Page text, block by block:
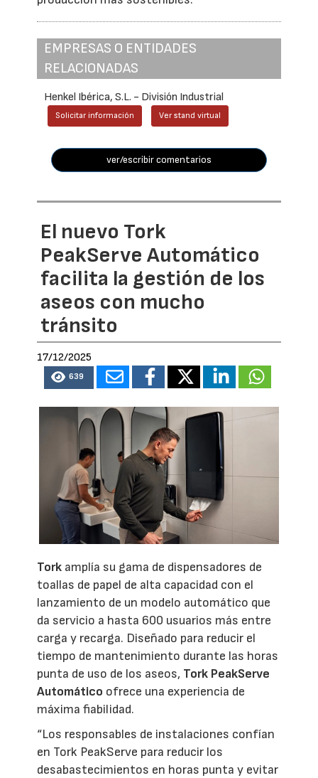
EMPRESAS O ENTIDADES
RELACIONADAS
Henkel Ibérica, S.L. - División Industrial
Solicitar información Ver stand virtual
ver/escribir comentarios
El nuevo Tork
PeakServe Automático
facilita la gestión de los
aseos con mucho
tránsito
17/12/2025
639
Tork amplía su gama de dispensadores de
toallas de papel de alta capacidad con el
lanzamiento de un modelo automático que
da servicio a hasta 600 usuarios más entre
carga y recarga. Diseñado para reducir el
tiempo de mantenimiento durante las horas
punta de uso de los aseos, Tork PeakServe
Automático ofrece una experiencia de
máxima fiabilidad.
“Los responsables de instalaciones confían
en Tork PeakServe para reducir los
desabastecimientos en horas punta y evitar